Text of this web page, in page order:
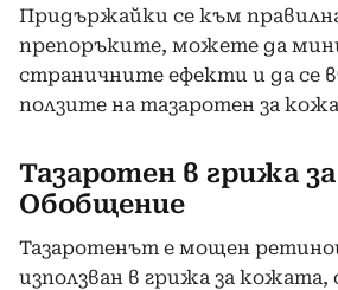
Придържайки се към
препоръките, можете да
страничните ефекти и да се
ползите на тазаротен за
Тазаротен в грижа
Обобщение
Тазаротенът е мощен
използван в грижа за кожата,